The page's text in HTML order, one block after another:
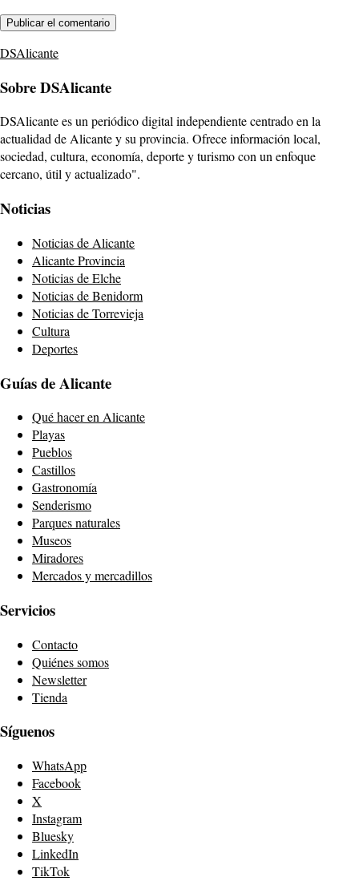
DSAlicante
Sobre DSAlicante
DSAlicante es un periódico digital independiente centrado en la
actualidad de Alicante y su provincia. Ofrece información local,
sociedad, cultura, economía, deporte y turismo con un enfoque
cercano, útil y actualizado".
Noticias
Noticias de Alicante
Alicante Provincia
Noticias de Elche
Noticias de Benidorm
Noticias de Torrevieja
Cultura
Deportes
Guías de Alicante
Qué hacer en Alicante
Playas
Pueblos
Castillos
Gastronomía
Senderismo
Parques naturales
Museos
Miradores
Mercados y mercadillos
Servicios
Contacto
Quiénes somos
Newsletter
Tienda
Síguenos
WhatsApp
Facebook
X
Instagram
Bluesky
LinkedIn
TikTok